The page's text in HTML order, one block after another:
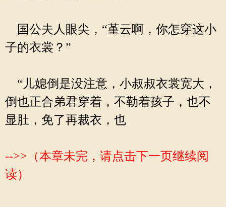
国公夫人眼尖，“堇云啊，你怎穿这小
子的衣裳？”
“儿媳倒是没注意，小叔叔衣裳宽大，
倒也正合弟君穿着，不勒着孩子，也不
显肚，免了再裁衣，也
-->>（本章未完，请点击下一页继续阅
读）